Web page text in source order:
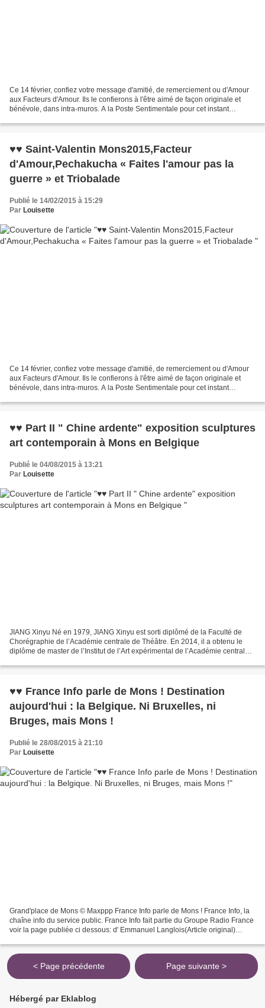
Ce 14 février, confiez votre message d'amitié, de remerciement ou d'Amour
aux Facteurs d'Amour. Ils le confierons à l'être aimé de façon originale et
bénévole, dans intra-muros. A la Poste Sentimentale pour cet instant
♥♥ Saint-Valentin Mons2015,Facteur
d'Amour,Pechakucha « Faites l'amour pas la
guerre » et Triobalade
Publié le 14/02/2015 à 15:29
Par Louisette
Ce 14 février, confiez votre message d'amitié, de remerciement ou d'Amour
aux Facteurs d'Amour. Ils le confierons à l'être aimé de façon originale et
bénévole, dans intra-muros. A la Poste Sentimentale pour cet instant
♥♥ Part II " Chine ardente" exposition sculptures
art contemporain à Mons en Belgique
Publié le 04/08/2015 à 13:21
Par Louisette
JIANG Xinyu Né en 1979, JIANG Xinyu est sorti diplômé de la Faculté de
Chorégraphie de l’Académie centrale de Théâtre. En 2014, il a obtenu le
diplôme de master de l’Institut de l’Art expérimental de l’Académie centrale
♥♥ France Info parle de Mons ! Destination
aujourd'hui : la Belgique. Ni Bruxelles, ni
Bruges, mais Mons !
Publié le 28/08/2015 à 21:10
Par Louisette
Grand'place de Mons © Maxppp France Info parle de Mons ! France Info, la
chaîne info du service public. France Info fait partie du Groupe Radio France
voir la page publiée ci dessous: d' Emmanuel Langlois(Article original)
< Page précédente Page suivante >
Hébergé par Eklablog